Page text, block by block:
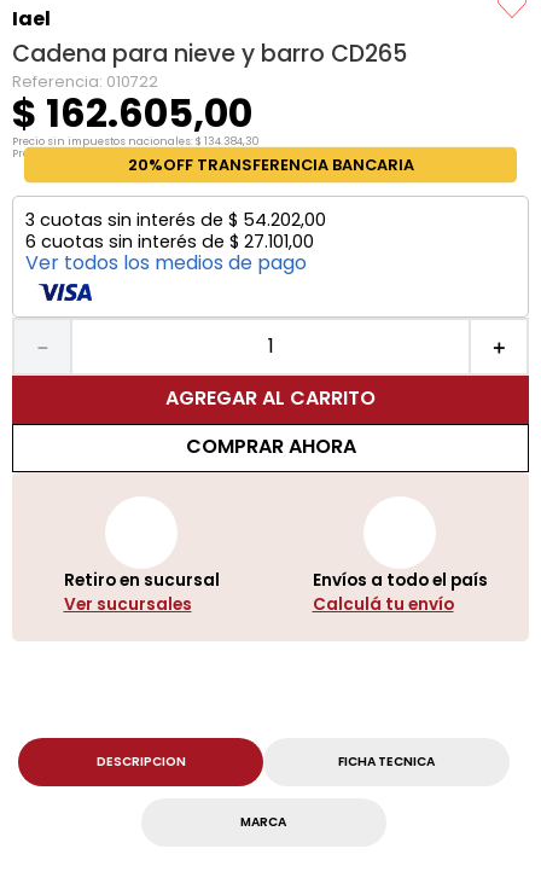
Iael
Cadena para nieve y barro CD265
Referencia: 010722
$ 162.605,00
Precio sin impuestos nacionales:$ 134.384,30
Precio por unidad:
20%OFF TRANSFERENCIA BANCARIA
3 cuotas sin interés de $ 54.202,00
6 cuotas sin interés de $ 27.101,00
Ver todos los medios de pago
＋
－
AGREGAR AL CARRITO
COMPRAR AHORA
Retiro en sucursal
Ver sucursales
Envíos a todo el país
Calculá tu envío
DESCRIPCION FICHA TECNICA
MARCA